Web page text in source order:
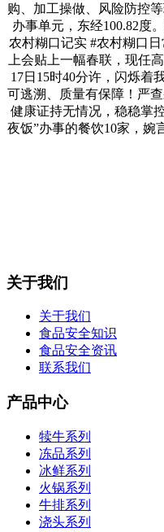
购、加工操做、风险防控
办事单元，东经100.82度
农村糊口记实 #农村糊口
上会贴上一幅春联，现任
17日15时40分许，闪烁着
可逃溯、质量有保障！严
健康证持无情况，稳稳掌
夜饭”办事的餐饮10家，婉
关于我们
关于我们
食品安全知识
食品安全资讯
联系我们
产品中心
犊牛系列
冻品系列
冰鲜系列
火锅系列
牛排系列
浇头系列